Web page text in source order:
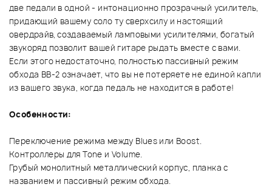
две педали в одной - интонационно прозрачный усилитель,
придающий вашему соло ту сверхсилу и настоящий
овердрайв, создаваемый ламповыми усилителями, богатый
звукоряд позволит вашей гитаре рыдать вместе с вами.
Если этого недостаточно, полностью пассивный режим
обхода BB-2 означает, что вы не потеряете не единой капли
из вашего звука, когда педаль не находится в работе!
Особенности:
Переключение режима между Blues или Boost.
Контроллеры для Tone и Volume.
Грубый монолитный металлический корпус, планка с
названием и пассивный режим обхода.